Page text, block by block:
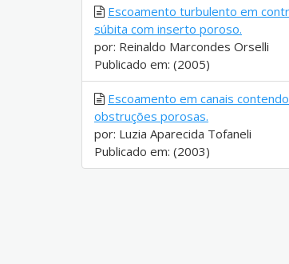
Escoamento turbulento em
súbita com inserto poroso.
por: Reinaldo Marcondes Orselli
Publicado em: (2005)
Escoamento em canais contendo
obstruções porosas.
por: Luzia Aparecida Tofaneli
Publicado em: (2003)